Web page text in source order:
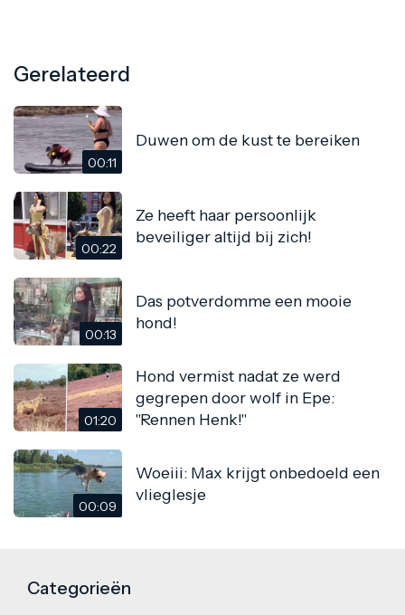
Gerelateerd
00:11
Duwen om de kust te bereiken
00:22
Ze heeft haar persoonlijk
beveiliger altijd bij zich!
00:13
Das potverdomme een mooie
hond!
01:20
Hond vermist nadat ze werd
gegrepen door wolf in Epe:
"Rennen Henk!"
00:09
Woeiii: Max krijgt onbedoeld een
vlieglesje
Categorieën